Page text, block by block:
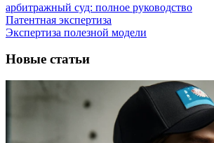
арбитражный суд: полное руководство
Патентная экспертиза
Экспертиза полезной модели
Новые статьи